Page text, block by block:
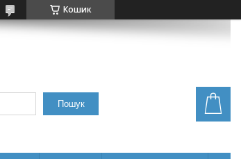
Кошик
Пошук